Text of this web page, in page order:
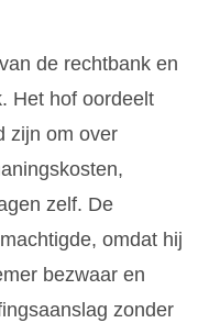
de rechtbank en
Het hof oordeelt
zijn om over
zelf. De
omdat hij
bezwaar en
zonder